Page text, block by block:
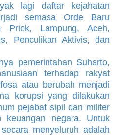
daftar kejahatan
semasa Orde Baru
Priok, Lampung, Aceh,
Penculikan Aktivis, dan
pemerintahan Suharto,
terhadap rakyat
atau berubah menjadi
korupsi yang dilakukan
pejabat sipil dan militer
keuangan negara. Untuk
menyeluruh adalah